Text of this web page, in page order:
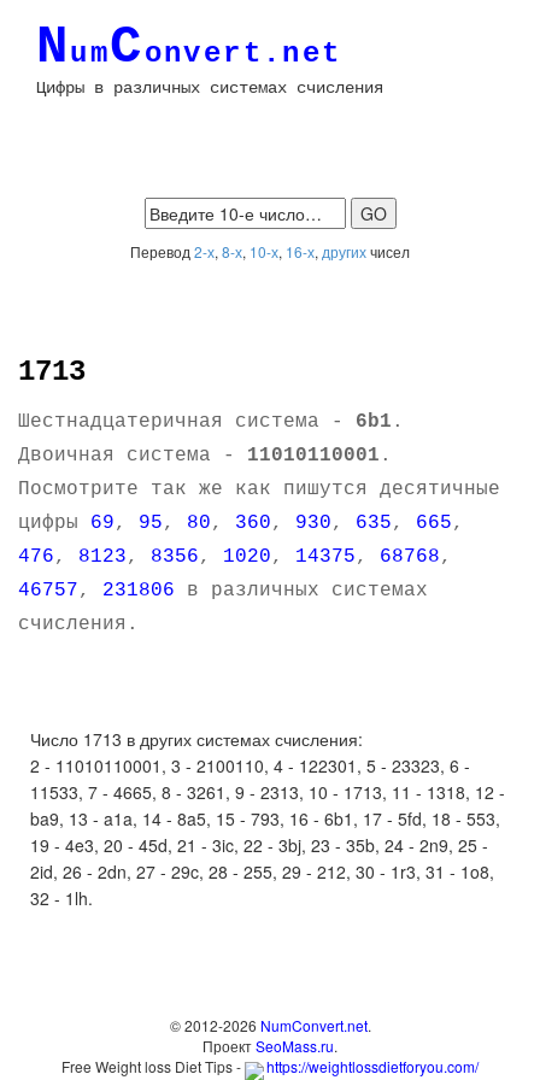
NumConvert.net
Цифры в различных системах счисления
Перевод 2-х, 8-х, 10-х, 16-х, другихчисел
1713
Шестнадцатеричная система - 6b1 .
Двоичная система - 11010110001 .
Посмотрите так же как пишутся десятичные
цифры 69, 95, 80, 360, 930, 635, 665,
476, 8123, 8356, 1020, 14375, 68768,
46757, 231806 в различных системах
счисления.
Число 1713 в других системах счисления:
2 - 11010110001, 3 - 2100110, 4 - 122301, 5 - 23323, 6 -
11533, 7 - 4665, 8 - 3261, 9 - 2313, 10 - 1713, 11 - 1318, 12 -
ba9, 13 - a1a, 14 - 8a5, 15 - 793, 16 - 6b1, 17 - 5fd, 18 - 553,
19 - 4e3, 20 - 45d, 21 - 3ic, 22 - 3bj, 23 - 35b, 24 - 2n9, 25 -
2id, 26 - 2dn, 27 - 29c, 28 - 255, 29 - 212, 30 - 1r3, 31 - 1o8,
32 - 1lh.
© 2012-2026 NumConvert.net.
ПроектSeoMass.ru.
Free Weight loss Diet Tips -
https://weightlossdietforyou.com/